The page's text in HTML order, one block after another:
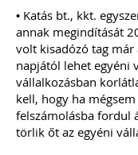
• Katás bt., kkt.
annak megindítását
volt kisadózó tag már
napjától lehet egyéni
vállalkozásban
kell, hogy ha
felszámolásba fordul
törlik őt az egyéni